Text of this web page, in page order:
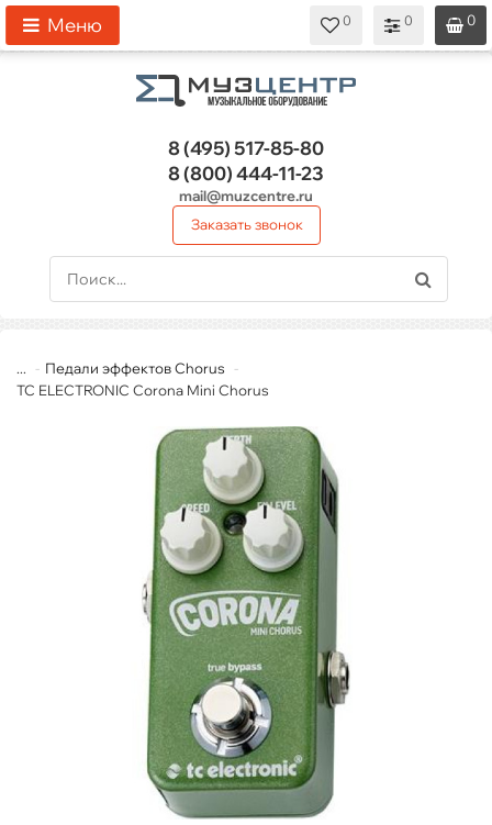
0
0
0
Меню
8 (495)517-85-80
8 (800)444-11-23
mail@muzcentre.ru
Заказать звонок
...
Педали эффектов Chorus
TC ELECTRONIC Corona Mini Chorus